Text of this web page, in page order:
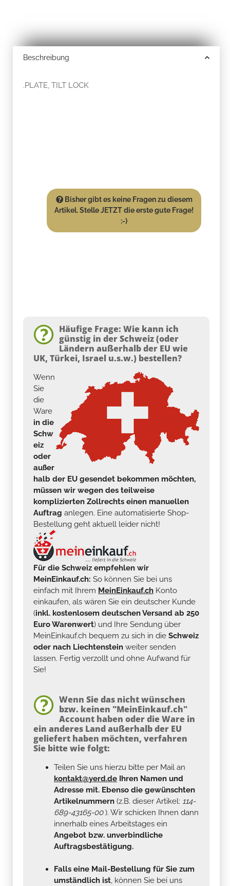
Beschreibung
.PLATE, TILT LOCK
Bisher gibt es keine Fragen zu diesem
Artikel. Stelle JETZT die erste gute Frage!
:-)
Häufige Frage: Wie kann ich
günstig in der Schweiz (oder
Ländern außerhalb der EU wie
UK, Türkei, Israel u.s.w.) bestellen?
Wenn
Sie
die
Ware
in die
Schw
eiz
oder
außer
halb der EU gesendet bekommen möchten,
müssen wir wegen des teilweise
komplizierten Zollrechts einen manuellen
Auftrag anlegen. Eine automatisierte Shop-
Bestellung geht aktuell leider nicht!
Für die Schweiz empfehlen wir
MeinEinkauf.ch: So können Sie bei uns
einfach mit Ihrem MeinEinkauf.ch Konto
einkaufen, als wären Sie ein deutscher Kunde
(inkl. kostenlosem deutschen Versand ab 250
Euro Warenwert) und Ihre Sendung über
MeinEinkauf.ch bequem zu sich in die Schweiz
oder nach Liechtenstein weiter senden
lassen. Fertig verzollt und ohne Aufwand für
Sie!
Wenn Sie das nicht wünschen
bzw. keinen "MeinEinkauf.ch"
Account haben oder die Ware in
ein anderes Land außerhalb der EU
geliefert haben möchten, verfahren
Sie bitte wie folgt:
Teilen Sie uns hierzu bitte per Mail an
kontakt@yerd.de Ihren Namen und
Adresse mit. Ebenso die gewünschten
Artikelnummern (z.B. dieser Artikel: 114-
689-43165-00). Wir schicken Ihnen dann
innerhalb eines Arbeitstages ein
Angebot bzw. unverbindliche
Auftragsbestätigung.
Falls eine Mail-Bestellung für Sie zum
umständlich ist, können Sie bei uns